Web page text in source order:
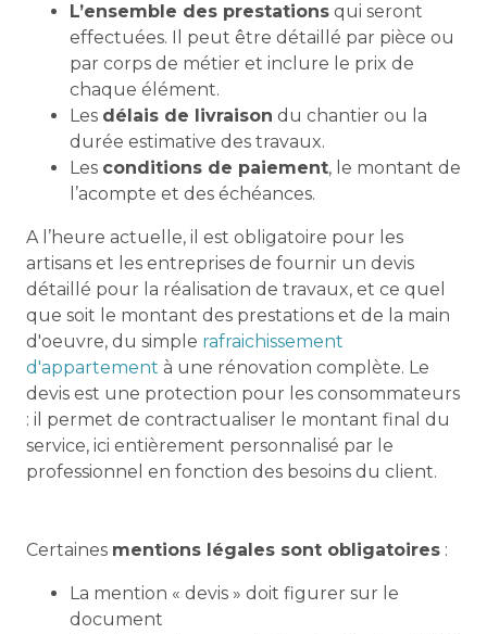
L’ensemble des prestations qui seront
effectuées. Il peut être détaillé par pièce ou
par corps de métier et inclure le prix de
chaque élément.
Les délais de livraison du chantier ou la
durée estimative des travaux.
Les conditions de paiement, le montant de
l’acompte et des échéances.
A l’heure actuelle, il est obligatoire pour les
artisans et les entreprises de fournir un devis
détaillé pour la réalisation de travaux, et ce quel
que soit le montant des prestations et de la main
d'oeuvre, du simple rafraichissement
d'appartement à une rénovation complète. Le
devis est une protection pour les consommateurs
: il permet de contractualiser le montant final du
service, ici entièrement personnalisé par le
professionnel en fonction des besoins du client.
Certaines mentions légales sont obligatoires :
La mention « devis » doit figurer sur le
document